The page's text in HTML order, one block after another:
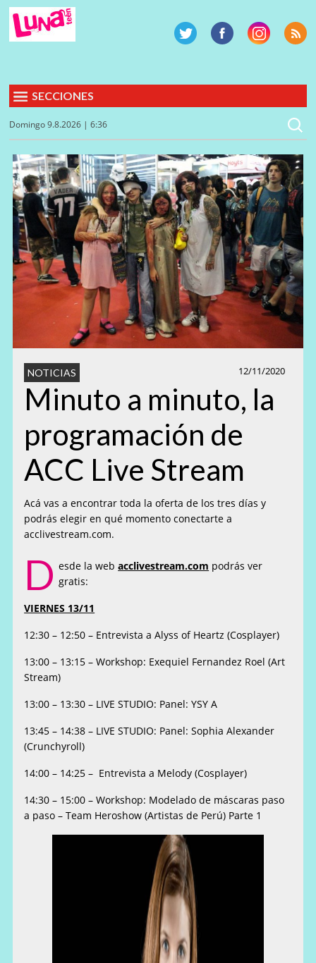
SECCIONES
Domingo 9.8.2026 | 6:36
12/11/2020
NOTICIAS
Minuto a minuto, la
programación de
ACC Live Stream
Acá vas a encontrar toda la oferta de los tres días y
podrás elegir en qué momento conectarte a
acclivestream.com.
D esde la webacclivestream.com podrás ver
gratis:
VIERNES 13/11
12:30 – 12:50 – Entrevista a Alyss of Heartz (Cosplayer)
13:00 – 13:15 – Workshop: Exequiel Fernandez Roel (Art
Stream)
13:00 – 13:30 – LIVE STUDIO: Panel: YSY A
13:45 – 14:38 – LIVE STUDIO: Panel: Sophia Alexander
(Crunchyroll)
14:00 – 14:25 – Entrevista a Melody (Cosplayer)
14:30 – 15:00 – Workshop: Modelado de máscaras paso
a paso – Team Heroshow (Artistas de Perú) Parte 1